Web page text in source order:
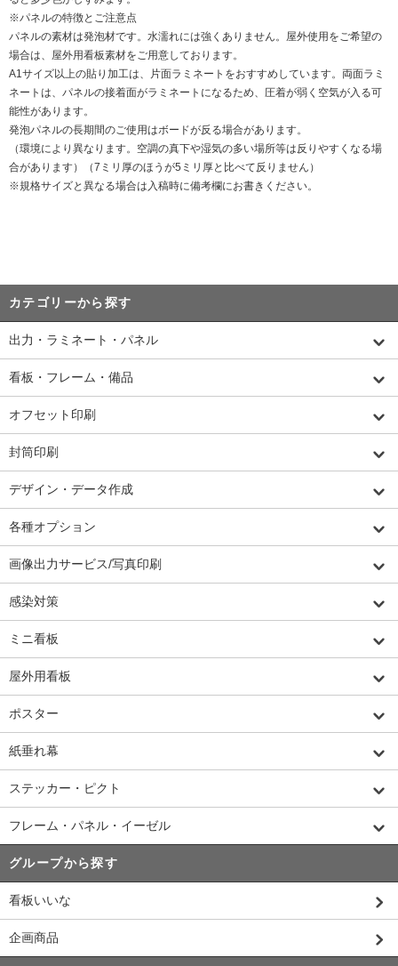
※パネルの特徴とご注意点
パネルの素材は発泡材です。水濡れには強くありません。屋外使用をご希望の
場合は、屋外用看板素材をご用意しております。
A1サイズ以上の貼り加工は、片面ラミネートをおすすめしています。両面ラミ
ネートは、パネルの接着面がラミネートになるため、圧着が弱く空気が入る可
能性があります。
発泡パネルの長期間のご使用はボードが反る場合があります。
（環境により異なります。空調の真下や湿気の多い場所等は反りやすくなる場
合があります）（7ミリ厚のほうが5ミリ厚と比べて反りません）
※規格サイズと異なる場合は入稿時に備考欄にお書きください。
カテゴリーから探す
出力・ラミネート・パネル
看板・フレーム・備品
オフセット印刷
封筒印刷
デザイン・データ作成
各種オプション
画像出力サービス/写真印刷
感染対策
ミニ看板
屋外用看板
ポスター
紙垂れ幕
ステッカー・ピクト
フレーム・パネル・イーゼル
グループから探す
看板いいな
企画商品